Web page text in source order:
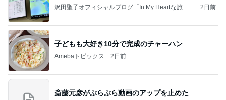
沢田聖子オフィシャルブログ「In My Heartな旅日
2日前
子どもも大好き10分で完成のチャーハン
Amebaトピックス 2日前
斎藤元彦がぶらぶら動画のアップを止めた